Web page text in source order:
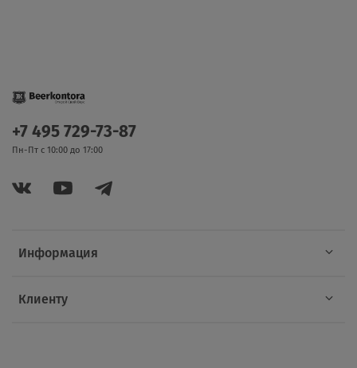
Информация
Клиенту
+7 495 729-73-87
Пн-Пт с 10:00 до 17:00